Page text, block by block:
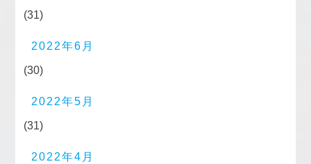
(31)
2022年6月
(30)
2022年5月
(31)
2022年4月